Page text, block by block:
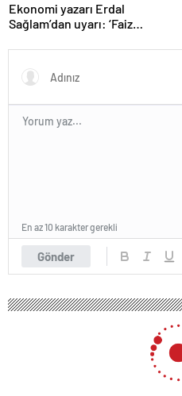
Ekonomi yazarı Erdal
Sağlam’dan uyarı: ‘Faiz
itibaren göreceğiz’
Gönder
En az 10 karakter gerekli